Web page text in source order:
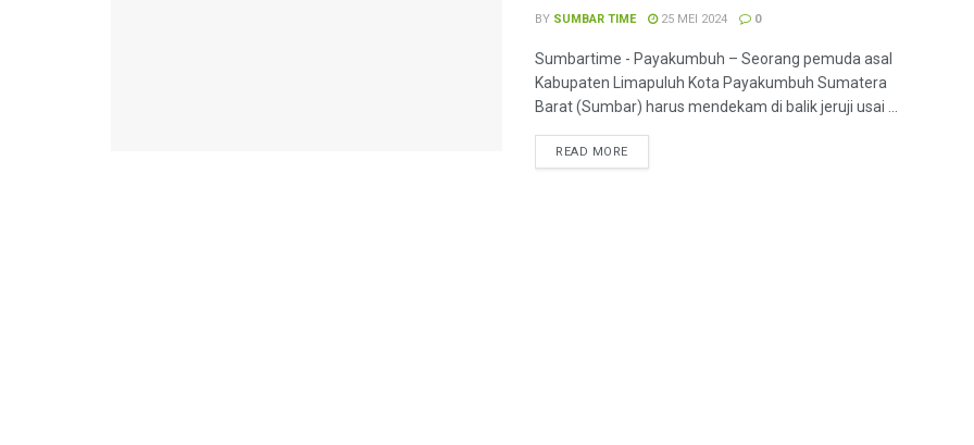
BY SUMBAR TIME 25 MEI 2024 0
Sumbartime - Payakumbuh – Seorang pemuda asal
Kabupaten Limapuluh Kota Payakumbuh Sumatera
Barat (Sumbar) harus mendekam di balik jeruji usai ...
READ MORE